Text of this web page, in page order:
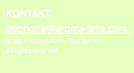
KONTAKT
euphoria@aroma-arte.com
© 2018 Aroma Arte - Tina Sumser
all rights reserved